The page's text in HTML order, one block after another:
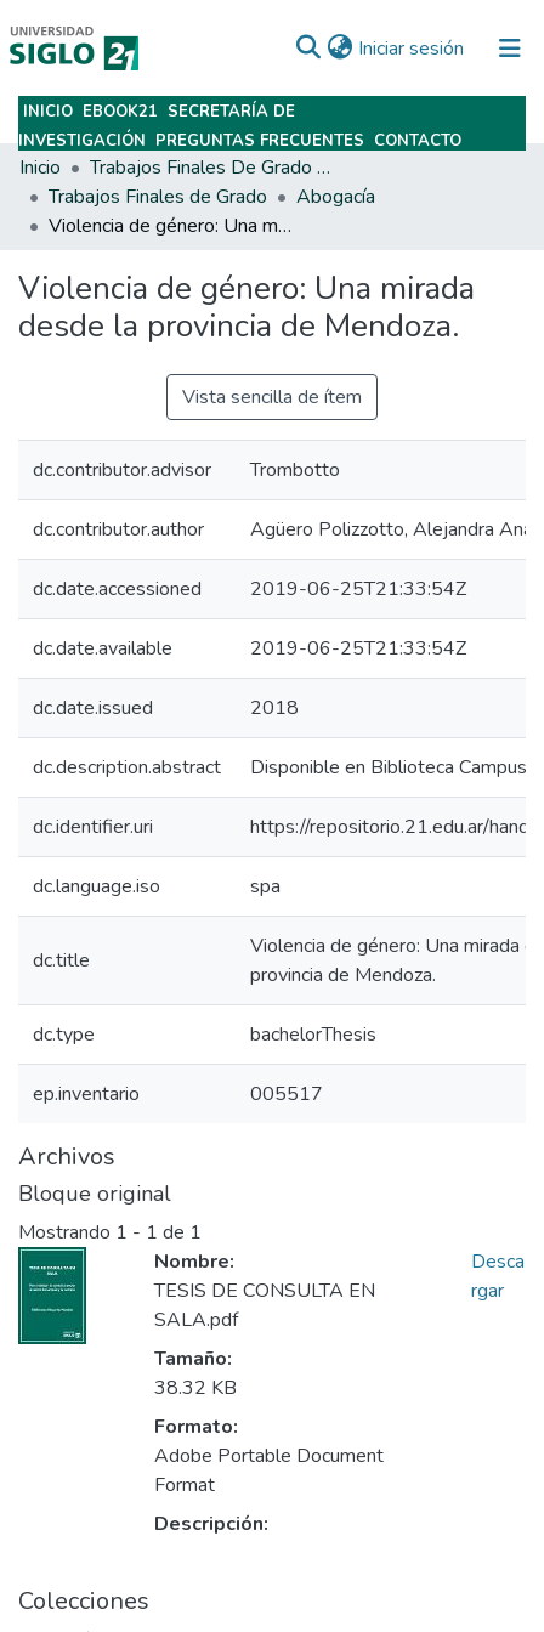
Iniciar sesión (current)
Subir
INICIO EBOOK21 SECRETARÍA DE
INVESTIGACIÓN PREGUNTAS FRECUENTES CONTACTO
Inicio
Trabajos Finales De Grado Y Posgrado
Trabajos Finales de Grado
Abogacía
Violencia de género: Una mirada desde la provincia de Mendoza.
Violencia de género: Una mirada
desde la provincia de Mendoza.
Vista sencilla de ítem
dc.contributor.advisor Trombotto
dc.contributor.author Agüero Polizzotto, Alejandra
dc.date.accessioned 2019-06-25T21:33:54Z
dc.date.available 2019-06-25T21:33:54Z
dc.date.issued 2018
dc.description.abstract Disponible en Biblioteca Campus
dc.identifier.uri https://repositorio.21.edu.ar/
dc.language.iso spa
dc.title
Violencia de género: Una mirada
provincia de Mendoza.
dc.type bachelorThesis
ep.inventario 005517
Archivos
Bloque original
Mostrando 1 - 1 de 1
Nombre:
TESIS DE CONSULTA EN
SALA.pdf
Tamaño:
38.32 KB
Formato:
Adobe Portable Document
Format
Descripción:
Desca
rgar
Colecciones